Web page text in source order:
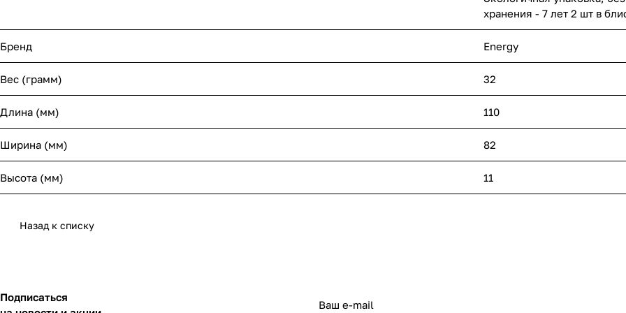
хранения - 7 лет 2 шт в
Бренд Energy
Вес (грамм) 32
Длина (мм) 110
Ширина (мм) 82
Высота (мм) 11
Назад к списку
Подписаться